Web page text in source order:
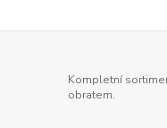
Kompletní
obratem.